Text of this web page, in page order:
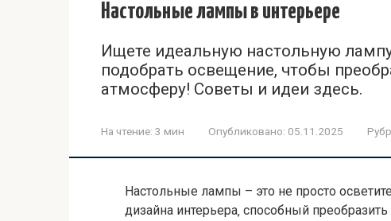
Настольные лампы в интерьере
Ищете идеальную настольную
подобрать освещение, чтобы
атмосферу! Советы и идеи здесь.
На чтение: 3 мин Опубликовано: 05.11.2025
Настольные лампы – это не просто
дизайна интерьера‚ способный